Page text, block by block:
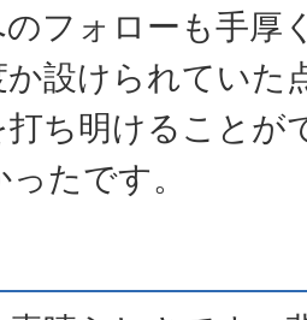
フォローも手厚
設けられていた
ち明けることが
たです。